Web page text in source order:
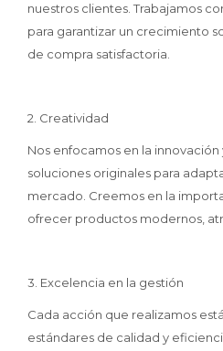
nuestros clientes. Trabajamos
para garantizar un crecimiento
de compra satisfactoria.
2. Creatividad
Nos enfocamos en la
soluciones originales para
mercado. Creemos en la
ofrecer productos modernos,
3. Excelencia en la gestión
Cada acción que realizamos
estándares de calidad y